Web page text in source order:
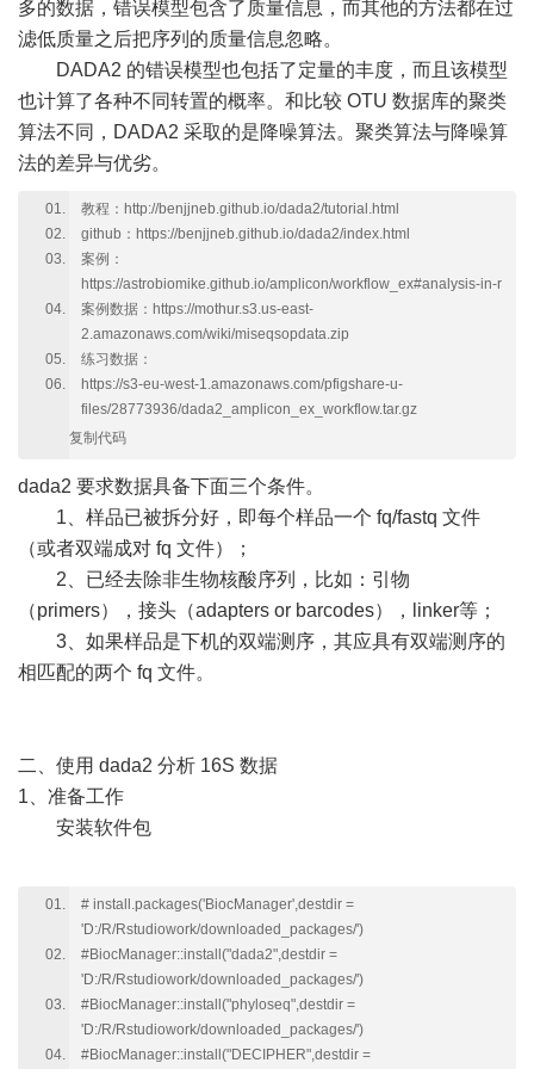
多的数据，错误模型包含了质量信息，而其他的方法都在过
滤低质量之后把序列的质量信息忽略。
DADA2 的错误模型也包括了定量的丰度，而且该模型
也计算了各种不同转置的概率。和比较 OTU 数据库的聚类
算法不同，DADA2 采取的是降噪算法。聚类算法与降噪算
法的差异与优劣。
教程：http://benjjneb.github.io/dada2/tutorial.html
github：https://benjjneb.github.io/dada2/index.html
案例：
https://astrobiomike.github.io/amplicon/workflow_ex#analysis-in-r
案例数据：https://mothur.s3.us-east-
2.amazonaws.com/wiki/miseqsopdata.zip
练习数据：
https://s3-eu-west-1.amazonaws.com/pfigshare-u-
files/28773936/dada2_amplicon_ex_workflow.tar.gz
复制代码
dada2 要求数据具备下面三个条件。
1、样品已被拆分好，即每个样品一个 fq/fastq 文件
（或者双端成对 fq 文件）；
2、已经去除非生物核酸序列，比如：引物
（primers），接头（adapters or barcodes），linker等；
3、如果样品是下机的双端测序，其应具有双端测序的
相匹配的两个 fq 文件。
二、使用 dada2 分析 16S 数据
1、准备工作
安装软件包
# install.packages('BiocManager',destdir =
'D:/R/Rstudiowork/downloaded_packages/')
#BiocManager::install("dada2",destdir =
'D:/R/Rstudiowork/downloaded_packages/')
#BiocManager::install("phyloseq",destdir =
'D:/R/Rstudiowork/downloaded_packages/')
#BiocManager::install("DECIPHER",destdir =